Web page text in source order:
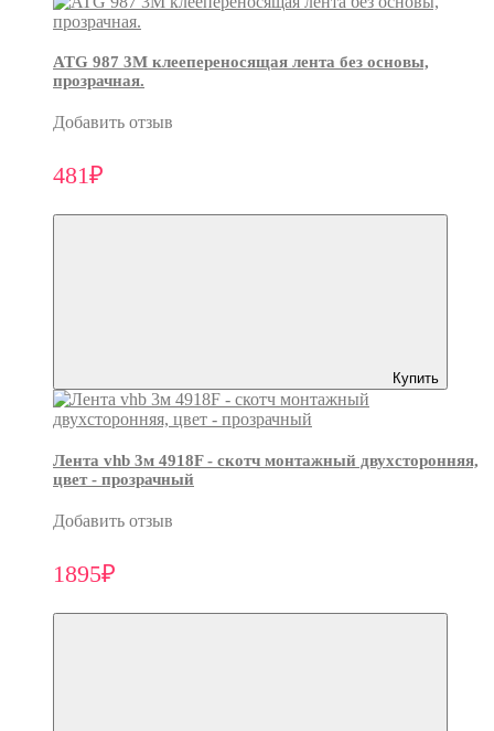
ATG 987 3М клеепереносящая лента без основы,
прозрачная.
Добавить отзыв
481₽
Купить
Лента vhb 3м 4918F - скотч монтажный двухсторонняя,
цвет - прозрачный
Добавить отзыв
1895₽